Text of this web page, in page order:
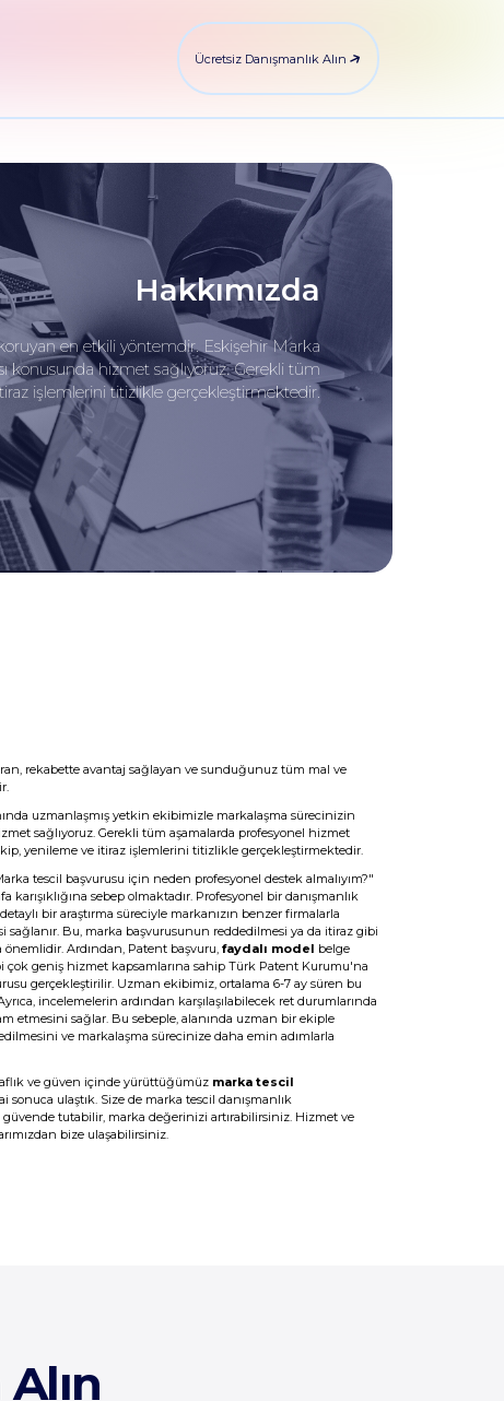
Ücretsiz Danışmanlık Alın
Hakkımızda
en etkili yöntemdir. Eskişehir Marka
konusunda hizmet sağlıyoruz. Gerekli tüm
işlemlerini titizlikle gerçekleştirmektedir.
rekabette avantaj sağlayan ve sunduğunuz tüm mal ve
uzmanlaşmış yetkin ekibimizle markalaşma sürecinizin
sağlıyoruz. Gerekli tüm aşamalarda profesyonel hizmet
yenileme ve itiraz işlemlerini titizlikle gerçekleştirmektedir.
tescil başvurusu için neden profesyonel destek almalıyım?"
karışıklığına sebep olmaktadır. Profesyonel bir danışmanlık
bir araştırma süreciyle markanızın benzer firmalarla
sağlanır. Bu, marka başvurusunun reddedilmesi ya da itiraz gibi
Ardından, Patent başvuru, faydalı model belge
çok geniş hizmet kapsamlarına sahip Türk Patent Kurumu'na
gerçekleştirilir. Uzman ekibimiz, ortalama 6-7 ay süren bu
incelemelerin ardından karşılaşılabilecek ret durumlarında
etmesini sağlar. Bu sebeple, alanında uzman bir ekiple
ve markalaşma sürecinize daha emin adımlarla
ve güven içinde yürüttüğümüz marka tescil
sonuca ulaştık. Size de marka tescil danışmanlık
güvende tutabilir, marka değerinizi artırabilirsiniz. Hizmet ve
bize ulaşabilirsiniz.